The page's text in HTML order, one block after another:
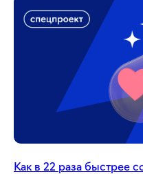
Как в 22 раза быстрее